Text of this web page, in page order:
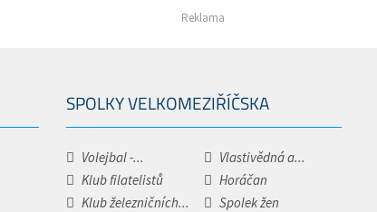
Reklama
SPOLKY VELKOMEZIŘÍČSKA
Volejbal -...
Vlastivědná a...
Klub filatelistů
Horáčan
Klub železničních...
Spolek žen